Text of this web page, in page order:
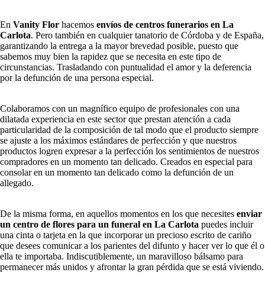
En Vanity Flor hacemos envíos de centros funerarios en La
Carlota. Pero también en cualquier tanatorio de Córdoba y de España,
garantizando la entrega a la mayor brevedad posible, puesto que
sabemos muy bien la rapidez que se necesita en este tipo de
circunstancias. Trasladando con puntualidad el amor y la deferencia
por la defunción de una persona especial.
Colaboramos con un magnífico equipo de profesionales con una
dilatada experiencia en este sector que prestan atención a cada
particularidad de la composición de tal modo que el producto siempre
se ajuste a los máximos estándares de perfección y que nuestros
productos logren expresar a la perfección los sentimientos de nuestros
compradores en un momento tan delicado. Creados en especial para
consolar en un momento tan delicado como la defunción de un
allegado.
De la misma forma, en aquellos momentos en los que necesites enviar
un centro de flores para un funeral en La Carlota puedes incluir
una cinta o tarjeta en la que incorporar un precioso escrito de cariño
que desees comunicar a los parientes del difunto y hacer ver lo que él o
ella te importaba. Indiscutiblemente, un maravilloso bálsamo para
permanecer más unidos y afrontar la gran pérdida que se está viviendo.